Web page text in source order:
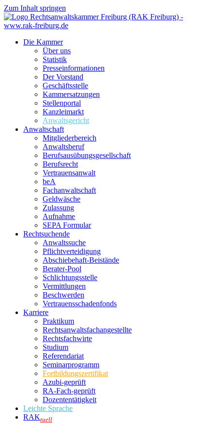
Zum Inhalt springen
Die Kammer
Über uns
Statistik
Presseinformationen
Der Vorstand
Geschäftsstelle
Kammersatzungen
Stellenportal
Kanzleimarkt
Anwaltsgericht
Anwaltschaft
Mitgliederbereich
Anwaltsberuf
Berufsausübungs­gesellschaft
Berufsrecht
Vertrauensanwalt
beA
Fachanwaltschaft
Geldwäsche
Zulassung
Aufnahme
SEPA Formular
Rechtsuchende
Anwaltssuche
Pflichtverteidigung
Abschiebehaft-Beistände
Berater-Pool
Schlichtungsstelle
Vermittlungen
Beschwerden
Vertrauensschadenfonds
Karriere
Praktikum
Rechtsanwalts­fachangestellte
Rechtsfachwirte
Studium
Referendariat
Seminarprogramm
Fortbildungszertifikat
Azubi-geprüft
RA-Fach-geprüft
Dozententätigkeit
Leichte Sprache
RAKtuell